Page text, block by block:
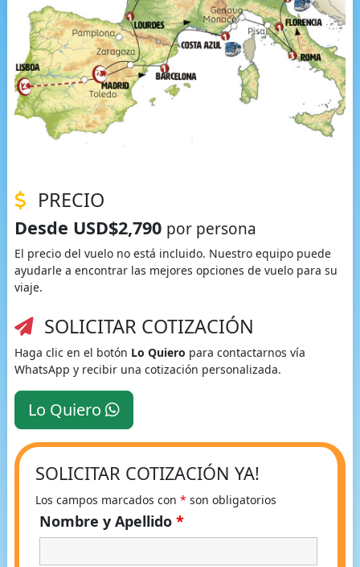
PRECIO
Desde USD$2,790 por persona
El precio del vuelo no está incluido. Nuestro equipo puede
ayudarle a encontrar las mejores opciones de vuelo para su
viaje.
SOLICITAR COTIZACIÓN
Haga clic en el botón Lo Quiero para contactarnos vía
WhatsApp y recibir una cotización personalizada.
Lo Quiero
SOLICITAR COTIZACIÓN YA!
Los campos marcados con * son obligatorios
Nombre y Apellido *